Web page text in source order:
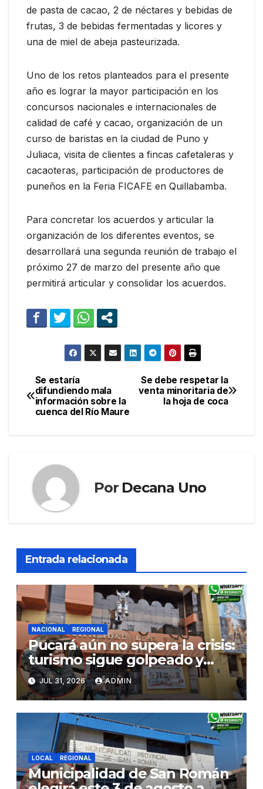
de pasta de cacao, 2 de néctares y bebidas de
frutas, 3 de bebidas fermentadas y licores y
una de miel de abeja pasteurizada.
Uno de los retos planteados para el presente
año es lograr la mayor participación en los
concursos nacionales e internacionales de
calidad de café y cacao, organización de un
curso de baristas en la ciudad de Puno y
Juliaca, visita de clientes a fincas cafetaleras y
cacaoteras, participación de productores de
puneños en la Feria FICAFE en Quillabamba.
Para concretar los acuerdos y articular la
organización de los diferentes eventos, se
desarrollará una segunda reunión de trabajo el
próximo 27 de marzo del presente año que
permitirá articular y consolidar los acuerdos.
Navegación
de
Se debe respetar la
venta minoritaria de
la hoja de coca
Se estaría
difundiendo mala
información sobre la
cuenca del Río Maure
Por Decana Uno
Entrada relacionada
NACIONAL REGIONAL
Pucará aún no supera la crisis:
turismo sigue golpeado y
alcaldesa exige al nuevo
Gobierno fondos para obras
paralizadas
JUL 31, 2026 ADMIN
LOCAL REGIONAL
Municipalidad de San Román